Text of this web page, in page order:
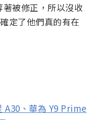
被修正，所以沒收
定了他們真的有在
A30、華為 Y9 Prime